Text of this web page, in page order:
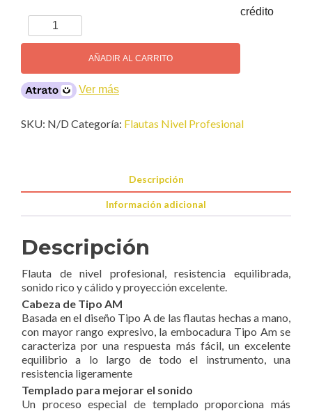
Yamaha
YFL-
Flauta
Transversal
AÑADIR AL CARRITO
crédito
Ver más
SKU: N/D Categoría: Flautas Nivel Profesional
Descripción
Información adicional
Descripción
Flauta de nivel profesional, resistencia equilibrada,
sonido rico y cálido y proyección excelente.
Cabeza de Tipo AM
Basada en el diseño Tipo A de las flautas hechas a mano,
con mayor rango expresivo, la embocadura Tipo Am se
caracteriza por una respuesta más fácil, un excelente
equilibrio a lo largo de todo el instrumento, una
resistencia ligeramente
Templado para mejorar el sonido
Un proceso especial de templado proporciona más